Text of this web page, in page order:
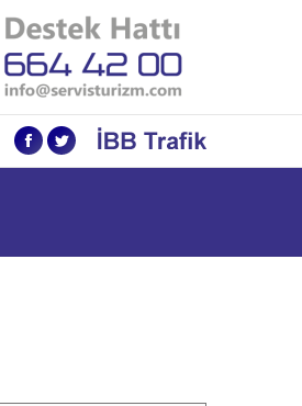
Facebook
Twitter